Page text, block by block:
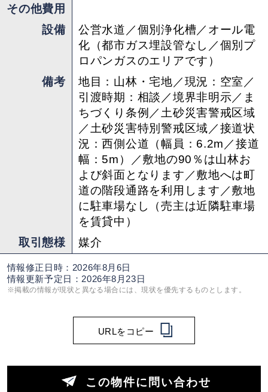
もらいたいと思いますが、どうにもむずかしい部
分はあると思うので、庭師さんとその仲間たちご
紹介します。こうしたメンバーと共に生き生きと
した山の暮らしを体感いただけるとうれしいで
この他、補足情報として物件には駐車スペースは
ありませんが、現オーナーさんは近隣に月極駐車
場（1台分）を借りていて、引き継ぎができる予
担当 ： コマツ
その他費用
設備
公営水道／個別浄化槽／オール電
化（都市ガス埋設管なし／個別プ
ロパンガスのエリアです）
備考
地目：山林・宅地／現況：空室／
引渡時期：相談／境界非明示／ま
ちづくり条例／土砂災害警戒区域
／土砂災害特別警戒区域／接道状
況：西側公道（幅員：6.2m／接道
幅：5m）／敷地の90％は山林お
よび斜面となります／敷地へは町
道の階段通路を利用します／敷地
に駐車場なし（売主は近隣駐車場
を賃貸中）
取引態様
媒介
情報修正日時：2026年8月6日
情報更新予定日：2026年8月23日
※掲載の情報が現状と異なる場合には、現状を優先するものとします。
URLをコピー
この物件に問い合わせ